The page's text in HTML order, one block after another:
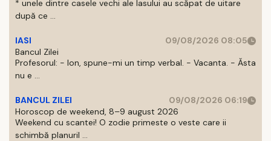
* unele dintre casele vechi ale Iasului au scăpat de uitare
după ce ...
IASI
09/08/2026 08:05
Bancul Zilei
Profesorul: - Ion, spune-mi un timp verbal. - Vacanta. - Ăsta
nu e ...
BANCUL ZILEI
09/08/2026 06:19
Horoscop de weekend, 8–9 august 2026
Weekend cu scantei! O zodie primeste o veste care ii
schimbă planuril ...